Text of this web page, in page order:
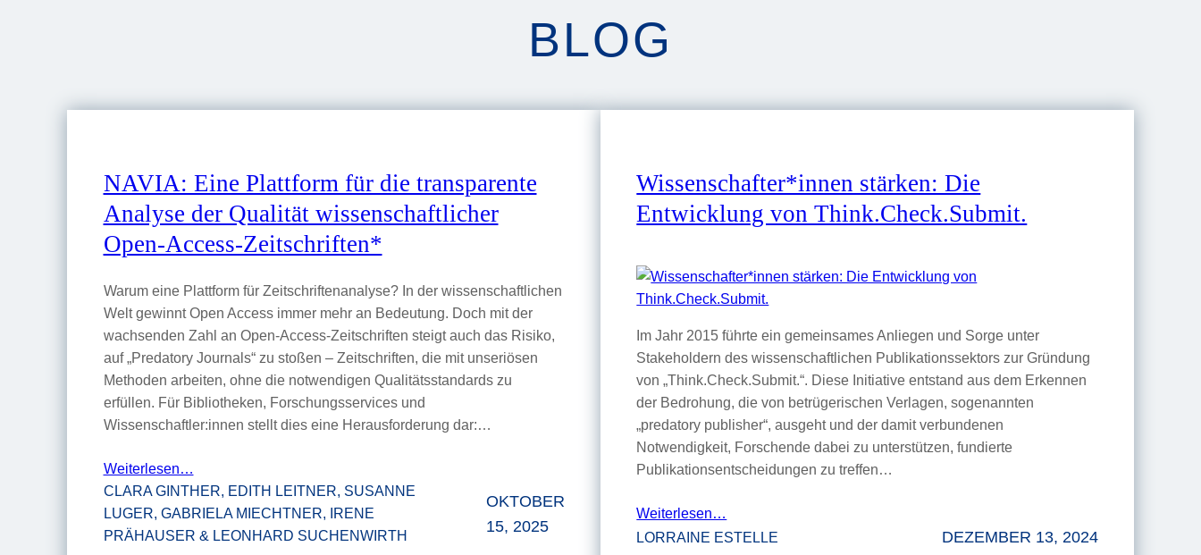
BLOG
NAVIA: Eine Plattform für die transparente
Analyse der Qualität wissenschaftlicher
Open-Access-Zeitschriften*
Warum eine Plattform für Zeitschriftenanalyse? In der wissenschaftlichen
Welt gewinnt Open Access immer mehr an Bedeutung. Doch mit der
wachsenden Zahl an Open-Access-Zeitschriften steigt auch das Risiko,
auf „Predatory Journals“ zu stoßen – Zeitschriften, die mit unseriösen
Methoden arbeiten, ohne die notwendigen Qualitätsstandards zu
erfüllen. Für Bibliotheken, Forschungsservices und
Wissenschaftler:innen stellt dies eine Herausforderung dar:…
Weiterlesen…
CLARA GINTHER, EDITH LEITNER, SUSANNE
LUGER, GABRIELA MIECHTNER, IRENE
PRÄHAUSER & LEONHARD SUCHENWIRTH
OKTOBER
15, 2025
Wissenschafter*innen stärken: Die
Entwicklung von Think.Check.Submit.
Im Jahr 2015 führte ein gemeinsames Anliegen und Sorge unter
Stakeholdern des wissenschaftlichen Publikationssektors zur Gründung
von „Think.Check.Submit.“. Diese Initiative entstand aus dem Erkennen
der Bedrohung, die von betrügerischen Verlagen, sogenannten
„predatory publisher“, ausgeht und der damit verbundenen
Notwendigkeit, Forschende dabei zu unterstützen, fundierte
Publikationsentscheidungen zu treffen…
Weiterlesen…
LORRAINE ESTELLE
DEZEMBER 13, 2024